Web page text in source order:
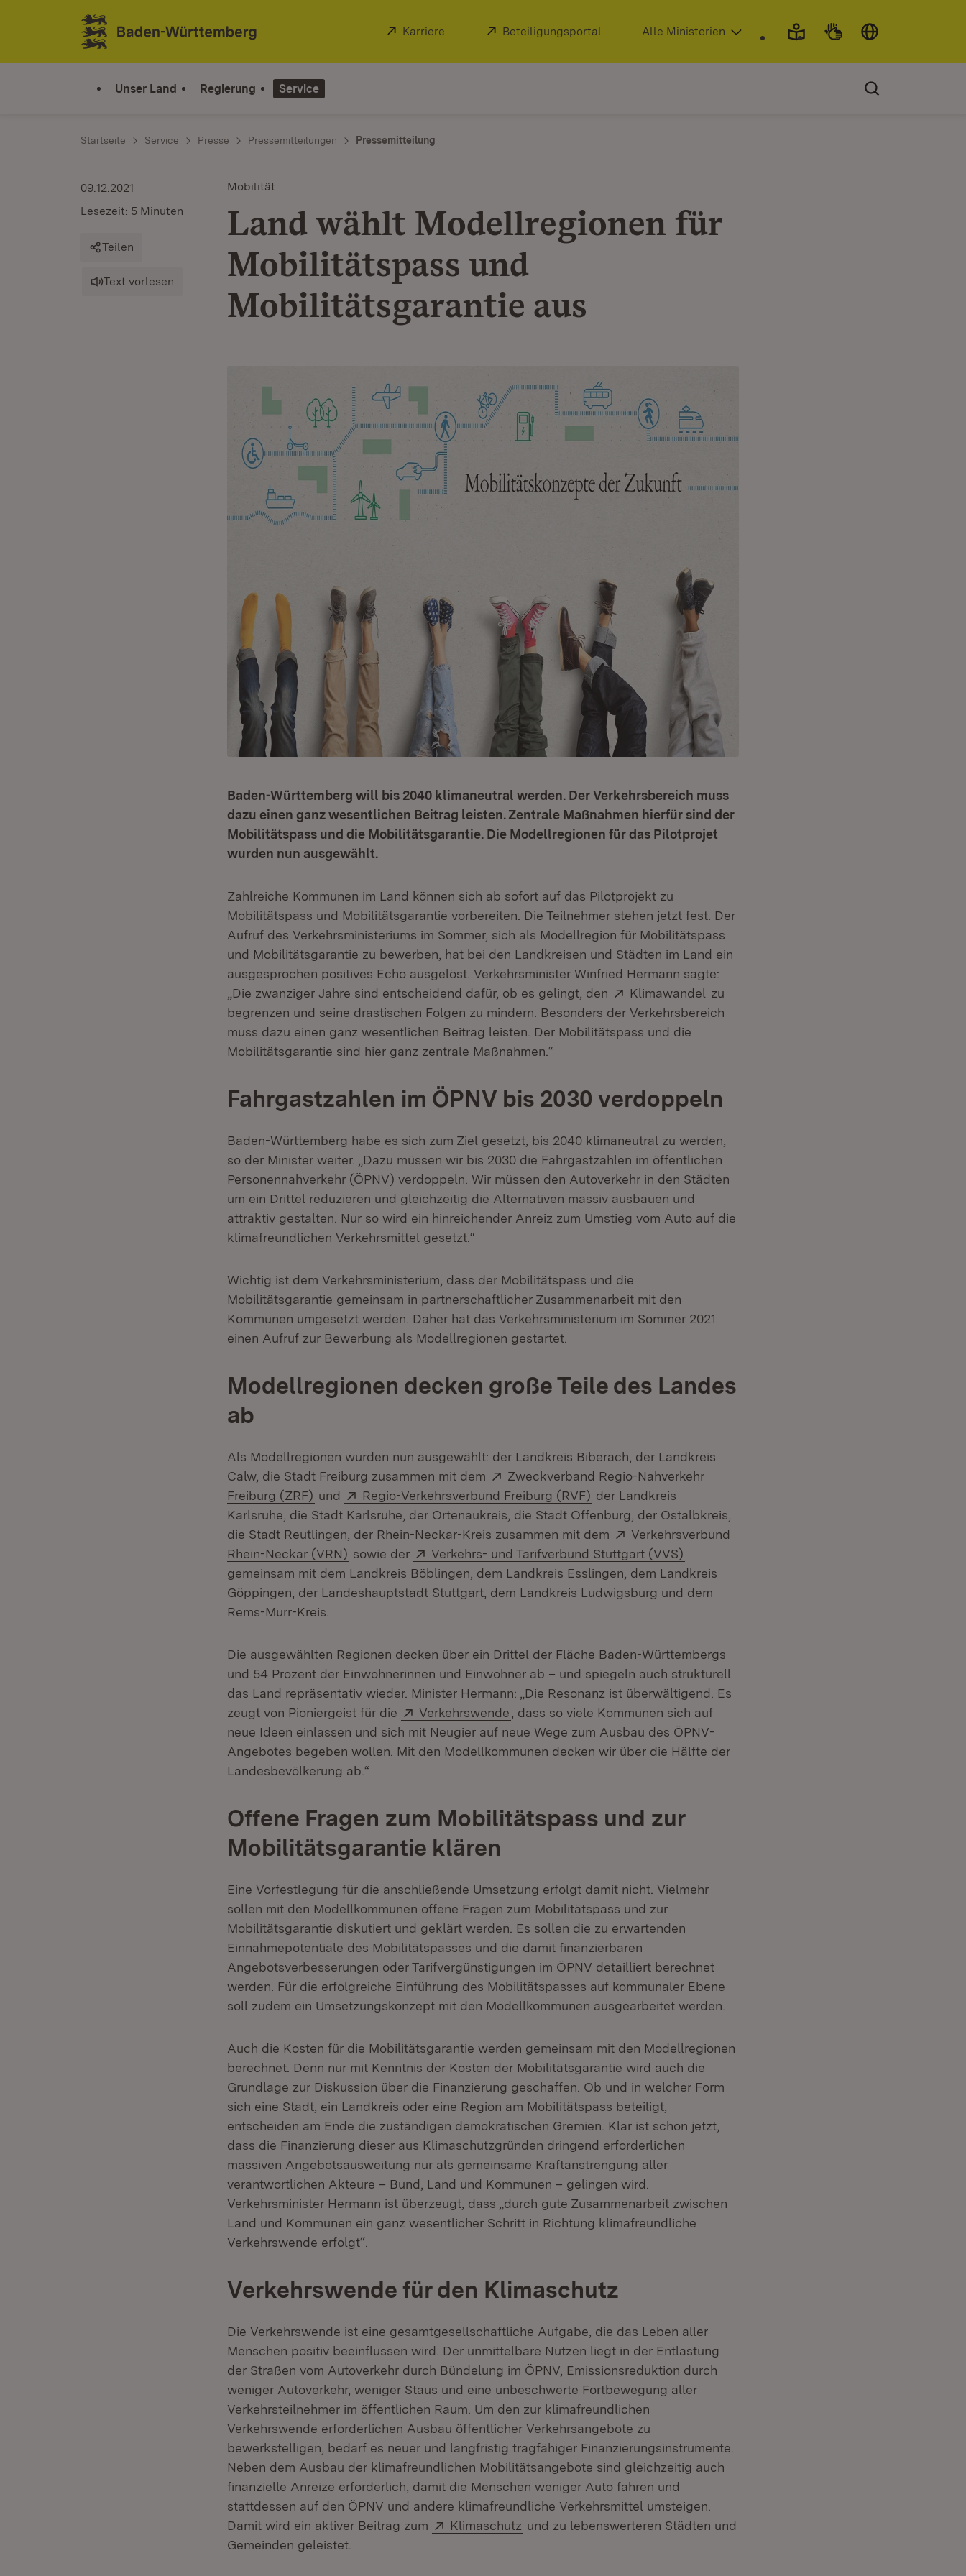
Zum Inhalt springen
Link zur Startseite
Extern:
Karriere (Öffnet in neuem Fenster)
Extern:
Beteiligungsportal (Öffnet in neuem Fenster)
Alle Ministerien
Unser Land Regierung Service
Startseite Service Presse Pressemitteilungen Pressemitteilung
Mobilität
Land wählt Modellregionen für
Mobilitätspass und
Mobilitätsgarantie aus
09.12.2021
Lesezeit: 5 Minuten
Teilen
Text vorlesen
Baden-Württemberg will bis 2040 klimaneutral werden. Der Verkehrsbereich muss
dazu einen ganz wesentlichen Beitrag leisten. Zentrale Maßnahmen hierfür sind der
Mobilitätspass und die Mobilitätsgarantie. Die Modellregionen für das Pilotprojet
wurden nun ausgewählt.
Zahlreiche Kommunen im Land können sich ab sofort auf das Pilotprojekt zu
Mobilitätspass und Mobilitätsgarantie vorbereiten. Die Teilnehmer stehen jetzt fest. Der
Aufruf des Verkehrsministeriums im Sommer, sich als Modellregion für Mobilitätspass
und Mobilitätsgarantie zu bewerben, hat bei den Landkreisen und Städten im Land ein
ausgesprochen positives Echo ausgelöst. Verkehrsminister Winfried Hermann sagte:
„Die zwanziger Jahre sind entscheidend dafür, ob es gelingt, den
Extern:
Klimawandel (Öffnet in neuem Fenster)
zu
begrenzen und seine drastischen Folgen zu mindern. Besonders der Verkehrsbereich
muss dazu einen ganz wesentlichen Beitrag leisten. Der Mobilitätspass und die
Mobilitätsgarantie sind hier ganz zentrale Maßnahmen.“
Fahrgastzahlen im ÖPNV bis 2030 verdoppeln
Baden-Württemberg habe es sich zum Ziel gesetzt, bis 2040 klimaneutral zu werden,
so der Minister weiter. „Dazu müssen wir bis 2030 die Fahrgastzahlen im öffentlichen
Personennahverkehr (ÖPNV) verdoppeln. Wir müssen den Autoverkehr in den Städten
um ein Drittel reduzieren und gleichzeitig die Alternativen massiv ausbauen und
attraktiv gestalten. Nur so wird ein hinreichender Anreiz zum Umstieg vom Auto auf die
klimafreundlichen Verkehrsmittel gesetzt.“
Wichtig ist dem Verkehrsministerium, dass der Mobilitätspass und die
Mobilitätsgarantie gemeinsam in partnerschaftlicher Zusammenarbeit mit den
Kommunen umgesetzt werden. Daher hat das Verkehrsministerium im Sommer 2021
einen Aufruf zur Bewerbung als Modellregionen gestartet.
Modellregionen decken große Teile des Landes
ab
Als Modellregionen wurden nun ausgewählt: der Landkreis Biberach, der Landkreis
Calw, die Stadt Freiburg zusammen mit dem
Extern:
Zweckverband Regio-Nahverkehr
Freiburg (ZRF) (Öffnet in neuem Fenster)
und Extern:
Regio-Verkehrsverbund Freiburg (RVF) (Öffnet in neuem Fenster)
der Landkreis
Karlsruhe, die Stadt Karlsruhe, der Ortenaukreis, die Stadt Offenburg, der Ostalbkreis,
die Stadt Reutlingen, der Rhein-Neckar-Kreis zusammen mit dem
Extern:
Verkehrsverbund
Rhein-Neckar (VRN) (Öffnet in neuem Fenster)
sowie der Extern:
Verkehrs- und Tarifverbund Stuttgart (VVS)
gemeinsam mit dem Landkreis Böblingen, dem Landkreis Esslingen, dem Landkreis
Göppingen, der Landeshauptstadt Stuttgart, dem Landkreis Ludwigsburg und dem
Rems-Murr-Kreis.
Die ausgewählten Regionen decken über ein Drittel der Fläche Baden-Württembergs
und 54 Prozent der Einwohnerinnen und Einwohner ab – und spiegeln auch strukturell
das Land repräsentativ wieder. Minister Hermann: „Die Resonanz ist überwältigend. Es
zeugt von Pioniergeist für die
Extern:
Verkehrswende (Öffnet in neuem Fenster)
, dass so viele Kommunen sich auf
neue Ideen einlassen und sich mit Neugier auf neue Wege zum Ausbau des ÖPNV-
Angebotes begeben wollen. Mit den Modellkommunen decken wir über die Hälfte der
Landesbevölkerung ab.“
Offene Fragen zum Mobilitätspass und zur
Mobilitätsgarantie klären
Eine Vorfestlegung für die anschließende Umsetzung erfolgt damit nicht. Vielmehr
sollen mit den Modellkommunen offene Fragen zum Mobilitätspass und zur
Mobilitätsgarantie diskutiert und geklärt werden. Es sollen die zu erwartenden
Einnahmepotentiale des Mobilitätspasses und die damit finanzierbaren
Angebotsverbesserungen oder Tarifvergünstigungen im ÖPNV detailliert berechnet
werden. Für die erfolgreiche Einführung des Mobilitätspasses auf kommunaler Ebene
soll zudem ein Umsetzungskonzept mit den Modellkommunen ausgearbeitet werden.
Auch die Kosten für die Mobilitätsgarantie werden gemeinsam mit den Modellregionen
berechnet. Denn nur mit Kenntnis der Kosten der Mobilitätsgarantie wird auch die
Grundlage zur Diskussion über die Finanzierung geschaffen. Ob und in welcher Form
sich eine Stadt, ein Landkreis oder eine Region am Mobilitätspass beteiligt,
entscheiden am Ende die zuständigen demokratischen Gremien. Klar ist schon jetzt,
dass die Finanzierung dieser aus Klimaschutzgründen dringend erforderlichen
massiven Angebotsausweitung nur als gemeinsame Kraftanstrengung aller
verantwortlichen Akteure – Bund, Land und Kommunen – gelingen wird.
Verkehrsminister Hermann ist überzeugt, dass „durch gute Zusammenarbeit zwischen
Land und Kommunen ein ganz wesentlicher Schritt in Richtung klimafreundliche
Verkehrswende erfolgt“.
Verkehrswende für den Klimaschutz
Die Verkehrswende ist eine gesamtgesellschaftliche Aufgabe, die das Leben aller
Menschen positiv beeinflussen wird. Der unmittelbare Nutzen liegt in der Entlastung
der Straßen vom Autoverkehr durch Bündelung im ÖPNV, Emissionsreduktion durch
weniger Autoverkehr, weniger Staus und eine unbeschwerte Fortbewegung aller
Verkehrsteilnehmer im öffentlichen Raum. Um den zur klimafreundlichen
Verkehrswende erforderlichen Ausbau öffentlicher Verkehrsangebote zu
bewerkstelligen, bedarf es neuer und langfristig tragfähiger Finanzierungsinstrumente.
Neben dem Ausbau der klimafreundlichen Mobilitätsangebote sind gleichzeitig auch
finanzielle Anreize erforderlich, damit die Menschen weniger Auto fahren und
stattdessen auf den ÖPNV und andere klimafreundliche Verkehrsmittel umsteigen.
Damit wird ein aktiver Beitrag zum
Extern:
Klimaschutz (Öffnet in neuem Fenster)
und zu lebenswerteren Städten und
Gemeinden geleistet.